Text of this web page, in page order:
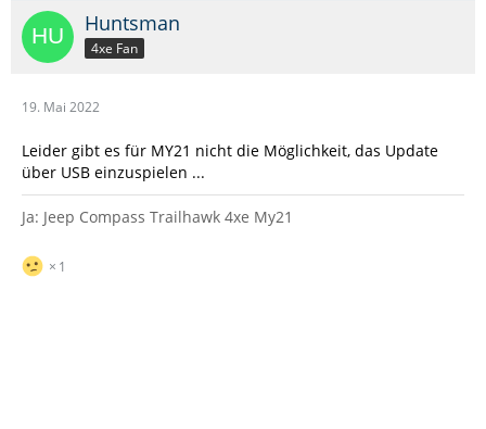
Huntsman
4xe Fan
19. Mai 2022
Leider gibt es für MY21 nicht die Möglichkeit, das Update
über USB einzuspielen ...
Ja: Jeep Compass Trailhawk 4xe My21
1